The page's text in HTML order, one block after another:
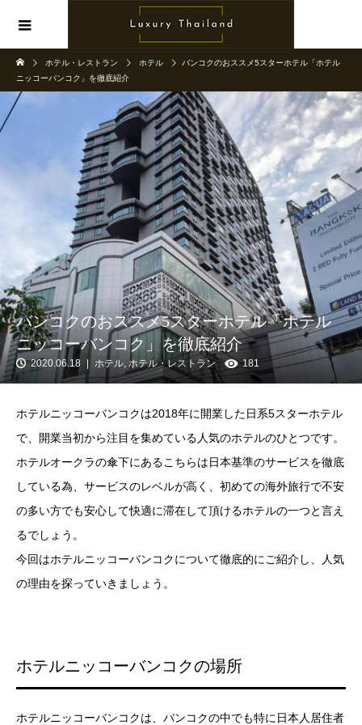
ホテル・レストラン ホテル
バンコクのおススメ5スターホテル「ホテル
ニッコーバンコク」を徹底紹介
バンコクのおススメ5スターホテル「ホテル
ニッコーバンコク」を徹底紹介
2020.06.18 ホテル, ホテル・レストラン 181
ホテルニッコーバンコクは2018年に開業した日系5スターホテル
で、開業当初から注目を集めている人気のホテルのひとつです。
ホテルオークラの傘下にあるこちらは日本基準のサービスを徹底
している為、サービスのレベルが高く、初めての海外旅行で不安
の多い方でも安心して快適に滞在して頂けるホテルの一つと言え
るでしょう。
今回はホテルニッコーバンコクについて徹底的にご紹介し、人気
の理由を探っていきましょう。
ホテルニッコーバンコクの場所
ホテルニッコーバンコクは、バンコクの中でも特に日本人居住者